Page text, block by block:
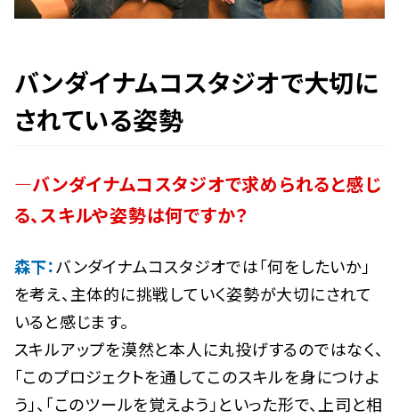
バンダイナムコスタジオで大切に
されている姿勢
―バンダイナムコスタジオで求められると感じ
る、スキルや姿勢は何ですか？
森下：バンダイナムコスタジオでは「何をしたいか」
を考え、主体的に挑戦していく姿勢が大切にされて
いると感じます。
スキルアップを漠然と本人に丸投げするのではなく、
「このプロジェクトを通してこのスキルを身につけよ
う」、「このツールを覚えよう」といった形で、上司と相